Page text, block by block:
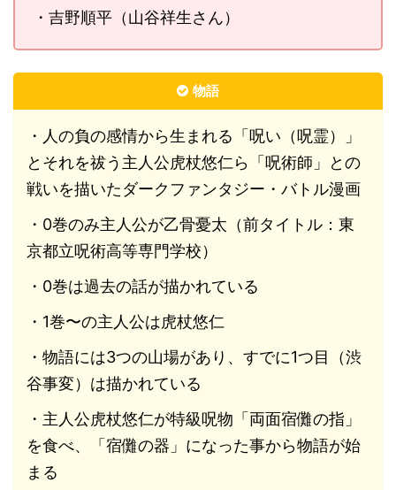
・吉野順平（山谷祥生さん）
物語
・人の負の感情から生まれる「呪い（呪霊）」
とそれを祓う主人公虎杖悠仁ら「呪術師」との
戦いを描いたダークファンタジー・バトル漫画
・0巻のみ主人公が乙骨憂太（前タイトル：東
京都立呪術高等専門学校）
・0巻は過去の話が描かれている
・1巻〜の主人公は虎杖悠仁
・物語には3つの山場があり、すでに1つ目（渋
谷事変）は描かれている
・主人公虎杖悠仁が特級呪物「両面宿儺の指」
を食べ、「宿儺の器」になった事から物語が始
まる